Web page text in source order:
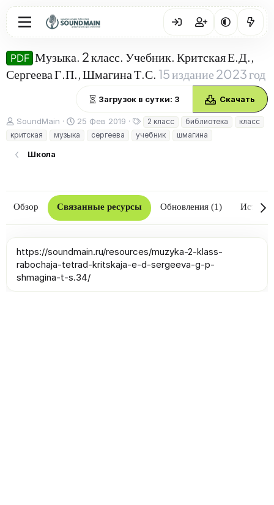
PDF Музыка. 2 класс. Учебник. Критская Е.Д.,
Сергеева Г.П., Шмагина Т.С. 15 издание 2023 год
Загрузок в сутки: 3 Скачать
А
в
т
о
SoundMain
Д
а
т
д
а
н
25 Фев 2019
е
г
2 класс библиотека
класс
критская
музыка сергеева учебник шмагина
Школа
Обзор Связанные ресурсы Обновления (1) История
https://soundmain.ru/resources/muzyka-2-klass-
rabochaja-tetrad-kritskaja-e-d-sergeeva-g-p-
shmagina-t-s.34/